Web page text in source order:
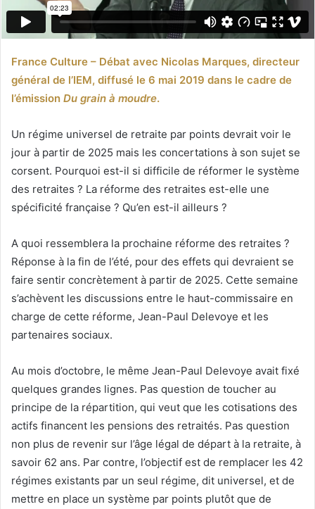
France Culture – Débat avec Nicolas Marques, directeur
général de l’IEM, diffusé le 6 mai 2019 dans le cadre de
l’émission Du grain à moudre.
Un régime universel de retraite par points devrait voir le
jour à partir de 2025 mais les concertations à son sujet se
corsent. Pourquoi est-il si difficile de réformer le système
des retraites ? La réforme des retraites est-elle une
spécificité française ? Qu’en est-il ailleurs ?
A quoi ressemblera la prochaine réforme des retraites ?
Réponse à la fin de l’été, pour des effets qui devraient se
faire sentir concrètement à partir de 2025. Cette semaine
s’achèvent les discussions entre le haut-commissaire en
charge de cette réforme, Jean-Paul Delevoye et les
partenaires sociaux.
Au mois d’octobre, le même Jean-Paul Delevoye avait fixé
quelques grandes lignes. Pas question de toucher au
principe de la répartition, qui veut que les cotisations des
actifs financent les pensions des retraités. Pas question
non plus de revenir sur l’âge légal de départ à la retraite, à
savoir 62 ans. Par contre, l’objectif est de remplacer les 42
régimes existants par un seul régime, dit universel, et de
mettre en place un système par points plutôt que de